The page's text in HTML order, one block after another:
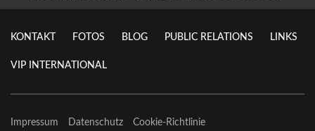
KONTAKT FOTOS BLOG PUBLIC RELATIONS LINKS
VIP INTERNATIONAL
Impressum Datenschutz Cookie-Richtlinie